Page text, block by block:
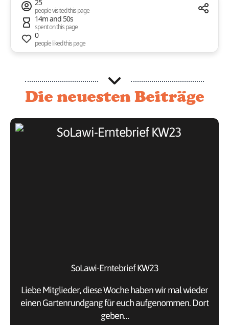
25
people visited this page
14m and 50s
spent on this page
0
people liked this page
Die neuesten Beiträge
SoLawi-Erntebrief KW23
Liebe Mitglieder, diese Woche haben wir mal wieder
einen Gartenrundgang für euch aufgenommen. Dort
geben…